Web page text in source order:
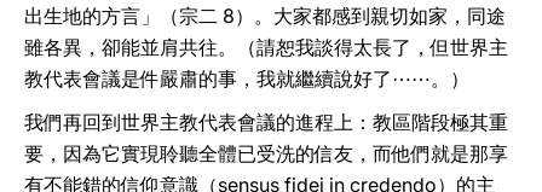
出生地的方言」（宗二 8）。大家都感到親切如家，同途
雖各異，卻能並肩共往。（請恕我談得太長了，但世界主
教代表會議是件嚴肅的事，我就繼續說好了⋯⋯。）
我們再回到世界主教代表會議的進程上：教區階段極其重
要，因為它實現聆聽全體已受洗的信友，而他們就是那享
有不能錯的信仰意識（sensus fidei in credendo）的主